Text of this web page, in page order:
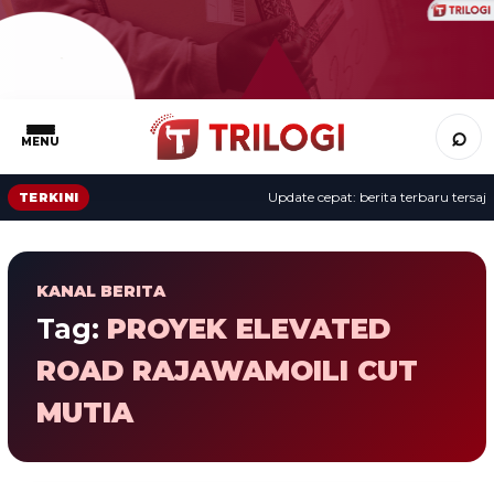
MENU ⌕
TERKINI Update cepat: berita terbaru tersaji
KANAL BERITA
Tag: PROYEK ELEVATED
ROAD RAJAWAMOILI CUT
MUTIA